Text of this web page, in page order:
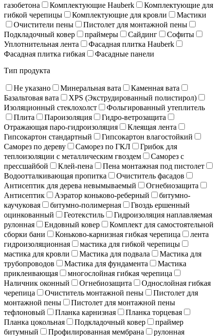
газобетона
Комплектующие Hauberk
Комплектующие для
гибкой черепицы
Комплектующие для кровли
Мастики
Очистители пены
Пистолет для монтажной пены
Подкладочный ковер
праймеры Сайдинг
Софиты
Уплотнительная лента
Фасадная плитка Hauberk
Фасадная плитка гибкая
Фасадные панели
Тип продукта
Не указано Минеральная вата
Каменная вата
Базальтовая вата
XPS (Экструдированный полистирол)
Изоляционный стеклохолст
Фольгированный утеплитель
Плита
Пароизоляция
Гидро-ветрозащита
Отражающая паро-гидроизоляция
Клеящая лента
Гипсокартон стандартный
Гипсокартон влагостойкий
Саморез по дереву
Саморез по ГКЛ
Грибок для
теплоизоляции с металлическим гвоздем
Саморез с
прессшайбой
Клей-пена
Пена монтажная под пистолет
Водоотталкивающая пропитка
Очиститель фасадов
Антисептик для дерева невымываемый
Огнебиозащита
Антисептик
Аэратор коньково-реберный
битумно-
каучуковая
битумно-полимерная
Гвоздь ершенный
оцинкованный
Геотекстиль
Гидроизоляция наплавляемая
рулонная
Ендовный ковер
Комплект для самостоятельной
сборки бани
Коньково-карнизная гибкая черепица
лента
гидроизоляционная
мастика для гибкой черепицы
мастика для кровли
Мастика для подвала
Мастика для
трубопроводов
Мастика для фундамента
Мастика
приклеивающая
многослойная гибкая черепица
Наличник оконный
Огнебиозащита
Однослойная гибкая
черепица
Очиститель монтажной пены
Пистолет для
монтажной пены
Пистолет для монтажной пены
тефлоновый
Планка карнизная
Планка торцевая
Планка цокольная
Подкладочный ковер
праймер
битумный
Профилированная мембрана рулонная